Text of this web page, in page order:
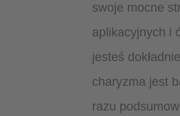
swoje mocne
aplikacyjnych i
jesteś
charyzma jest
razu